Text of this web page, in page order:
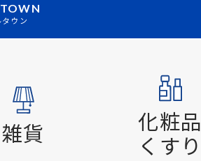
ウン
雑貨
化粧品
くすり